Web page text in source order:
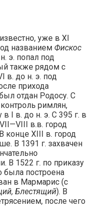
уже в XI
названием Фискос
э. попал под
также рядом с
в. до н. э. под
прихода
отдан Родосу. С
римлян,
I в. до н. э. С 395 г. в
в.в. город
конце XIII в. город
В 1391 г. захвачен
В 1522 г. по приказу
была построена
в Мармарис (с
Блестящий). В
после чего